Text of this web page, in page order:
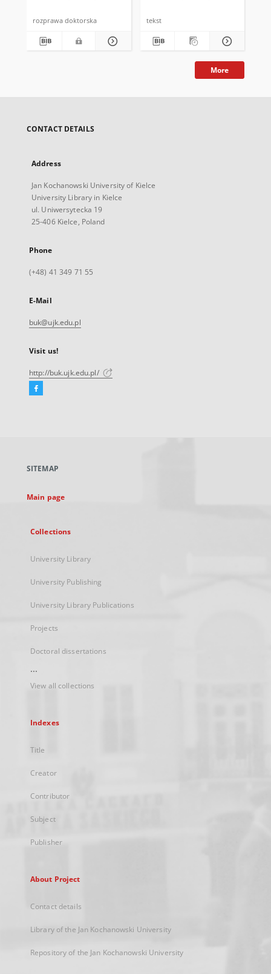
rozprawa doktorska tekst
More
CONTACT DETAILS
Address
Jan Kochanowski University of Kielce
University Library in Kielce
ul. Uniwersytecka 19
25-406 Kielce, Poland
Phone
(+48) 41 349 71 55
E-Mail
buk@ujk.edu.pl
Visit us!
http://buk.ujk.edu.pl/
Facebook
new
SITEMAP
Main page
Collections
University Library
University Publishing
University Library Publications
Projects
Doctoral dissertations
...
View all collections
Indexes
Title
Creator
Contributor
Subject
Publisher
About Project
Contact details
Library of the Jan Kochanowski University
Repository of the Jan Kochanowski University